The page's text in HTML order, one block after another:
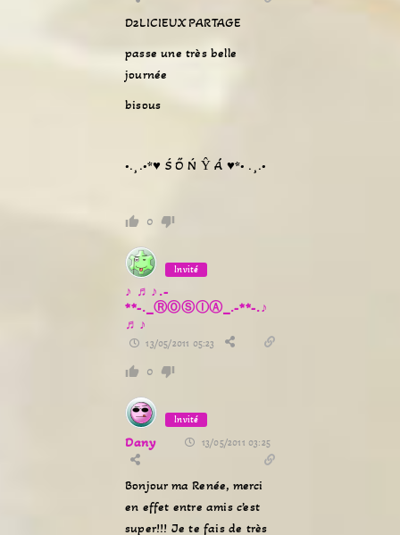
D2LICIEUX PARTAGE
passe une très belle
journée
bisous
•.¸.•*♥ Ś Ő Ń Ŷ Á ♥*• .¸.•
0
Invité
♪ ♬♪.-
**-._ⓇⓄⓈⒾⒶ_.-**-.♪
♬♪
13/05/2011 05:23
0
Invité
Dany 13/05/2011 03:25
Bonjour ma Renée, merci
en effet entre amis c’est
super!!! Je te fais de très